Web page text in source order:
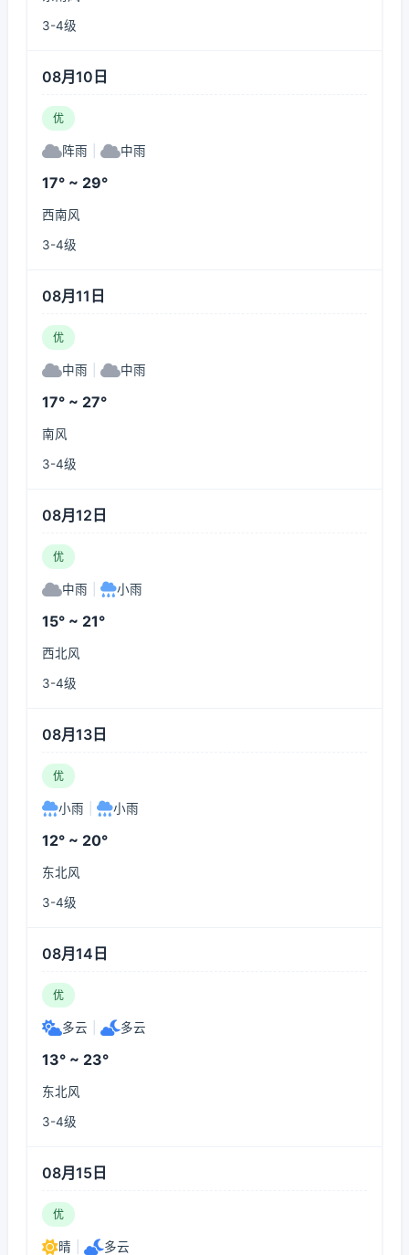
3-4级
08月10日
优
阵雨 中雨
17° ~ 29°
西南风
3-4级
08月11日
优
中雨 中雨
17° ~ 27°
南风
3-4级
08月12日
优
中雨 小雨
15° ~ 21°
西北风
3-4级
08月13日
优
小雨 小雨
12° ~ 20°
东北风
3-4级
08月14日
优
多云 多云
13° ~ 23°
东北风
3-4级
08月15日
优
晴 多云